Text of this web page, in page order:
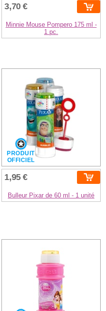
3,70 €
Minnie Mouse Pompero 175 ml -
1 pc.
PRODUIT
OFFICIEL
1,95 €
Bulleur Pixar de 60 ml - 1 unité